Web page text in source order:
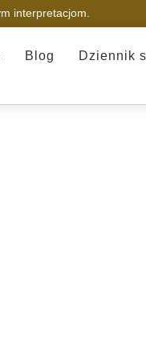
interpretacjom.
Blog Dziennik